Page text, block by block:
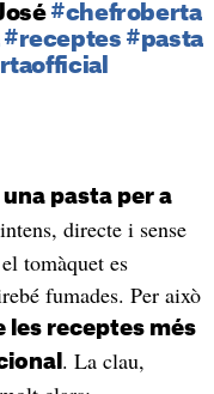
#chefroberta
#receptes #pasta
una pasta per a
directe i sense
tomàquet es
fumades. Per això
les receptes més
. La clau,